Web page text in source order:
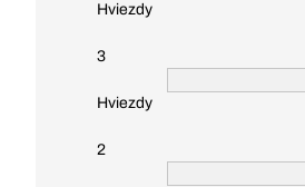
Hviezdy
3
Hviezdy
2